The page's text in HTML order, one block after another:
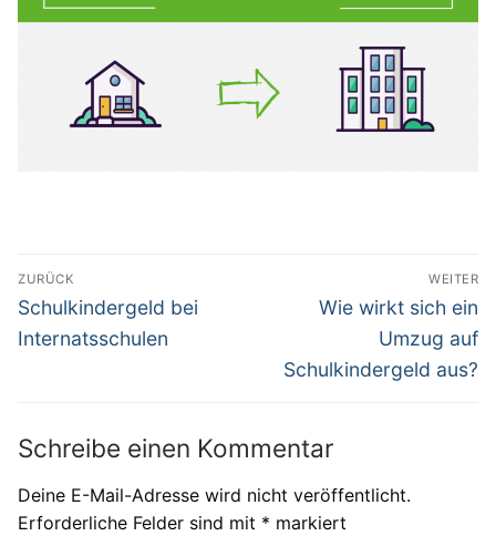
Beitragsnavigation
ZURÜCK
Vorheriger
Beitrag:
Schulkindergeld bei
Internatsschulen
WEITER
Nächster
Beitrag:
Wie wirkt sich ein
Umzug auf
Schulkindergeld aus?
Schreibe einen Kommentar
Deine E-Mail-Adresse wird nicht veröffentlicht.
Erforderliche Felder sind mit * markiert